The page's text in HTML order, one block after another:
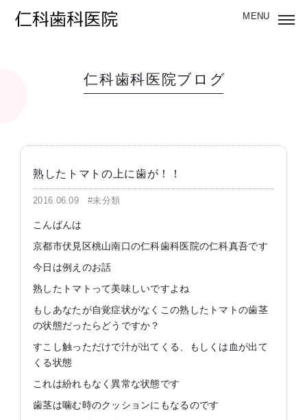
仁科歯科医院ブログ
熟したトマトの上に歯が！！
2016.06.09#未分類
こんばんは
京都市伏見区桃山南口の仁科歯科医院の仁科真吾です
今日は例えのお話
熟したトマトって美味しいですよね
もしあなたが自覚症状がなくこの熟したトマトの歯茎
の状態だったらどうですか？
すこし触っただけで汁が出てくる、もしくは血が出て
くる状態
これは紛れもなく異常な状態です
歯茎は噛む時のクッションにもなるのです